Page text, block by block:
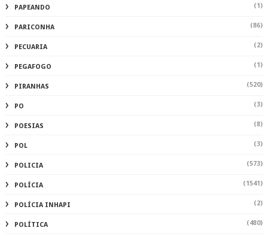
PAPEANDO (1)
PARICONHA (86)
PECUARIA (2)
PEGAFOGO (1)
PIRANHAS (520)
PO (3)
POESIAS (8)
POL (3)
POLICIA (573)
POLÍCIA (1541)
POLÍCIA INHAPI (2)
POLÍTICA (480)